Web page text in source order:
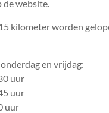
de website.
kilometer worden
en vrijdag:
uur
uur
uur